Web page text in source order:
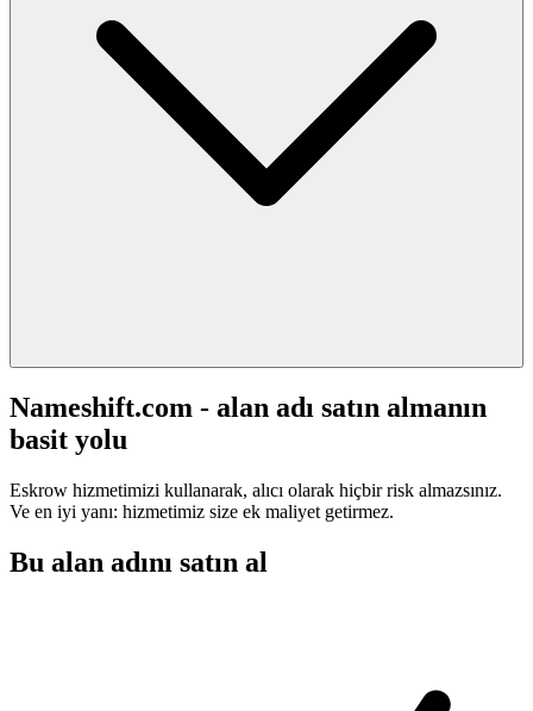
Nameshift.com - alan adı satın almanın
basit yolu
Eskrow hizmetimizi kullanarak, alıcı olarak hiçbir risk almazsınız.
Ve en iyi yanı: hizmetimiz size ek maliyet getirmez.
Bu alan adını satın al